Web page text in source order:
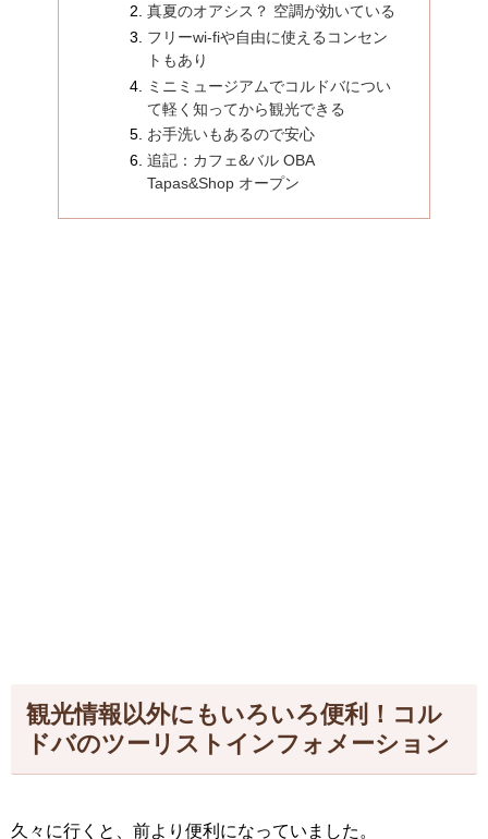
真夏のオアシス？ 空調が効いている
フリーwi-fiや自由に使えるコンセン
トもあり
ミニミュージアムでコルドバについ
て軽く知ってから観光できる
お手洗いもあるので安心
追記：カフェ&バル OBA
Tapas&Shop オープン
観光情報以外にもいろいろ便利！コル
ドバのツーリストインフォメーション
久々に行くと、前より便利になっていました。